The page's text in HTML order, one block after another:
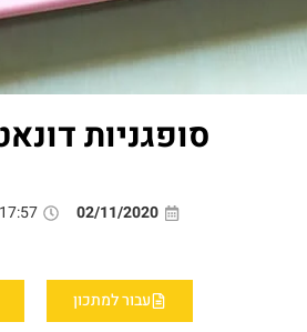
סופגניות
02/11/2020
17:57
עבור למתכון